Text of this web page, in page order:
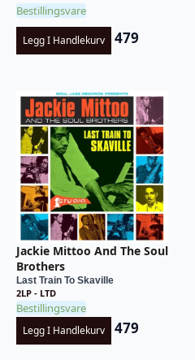
Bestillingsvare
Legg I Handlekurv 479
Jackie Mittoo And The Soul
Brothers
Last Train To Skaville
2LP - LTD
Bestillingsvare
Legg I Handlekurv 479